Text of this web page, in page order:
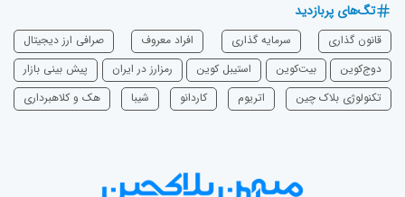
تگ‌های پربازدید
قانون گذاری سرمایه‌ گذاری افراد معروف
صرافی ارز دیجیتال
دوج‌کوین
بیت‌کوین استیبل کوین رمزارز در ایران
پیش بینی بازار
تکنولوژی بلاک چین
اتریوم ‌کاردانو شیبا هک و کلاهبرداری